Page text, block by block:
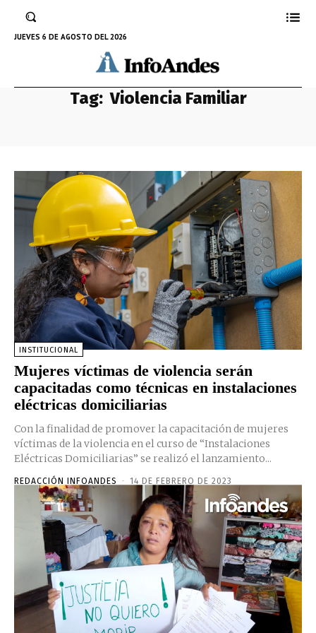
JUEVES 6 DE AGOSTO DEL 2026
Tag: Violencia Familiar
INSTITUCIONAL
Mujeres víctimas de violencia serán
capacitadas como técnicas en instalaciones
eléctricas domiciliarias
Con la finalidad de promover la capacitación de mujeres
víctimas de la violencia en el curso de “Instalaciones
Eléctricas Domiciliarias” se realizó el lanzamiento...
REDACCIÓN INFOANDES - 14 DE FEBRERO DE 2023